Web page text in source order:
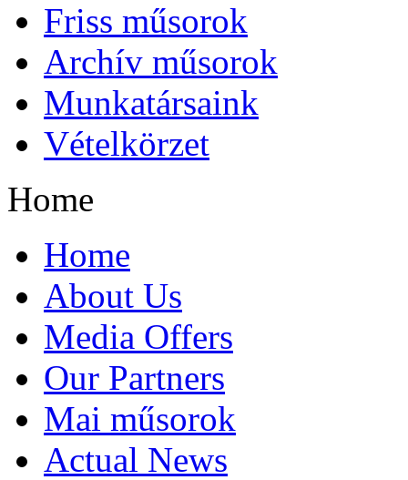
Friss műsorok
Archív műsorok
Munkatársaink
Vételkörzet
Home
Home
About Us
Media Offers
Our Partners
Mai műsorok
Actual News